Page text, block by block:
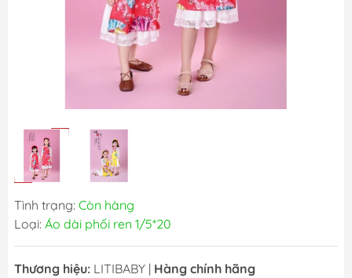
Tình trạng: Còn hàng
Loại: Áo dài phối ren 1/5*20
Thương hiệu: LITIBABY | Hàng chính hãng